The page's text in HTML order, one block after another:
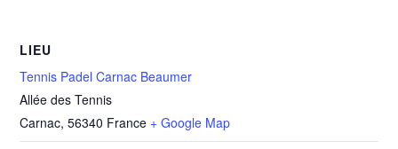
LIEU
Tennis Padel Carnac Beaumer
Allée des Tennis
Carnac, 56340 France + Google Map